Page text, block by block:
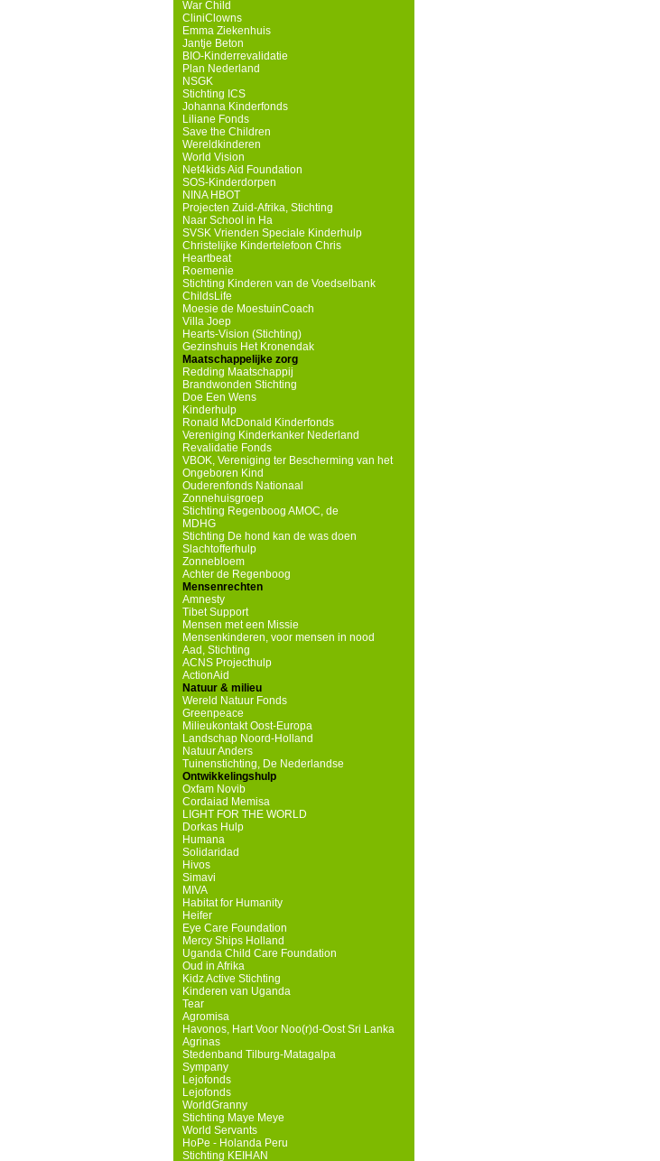
War Child
CliniClowns
Emma Ziekenhuis
Jantje Beton
BIO-Kinderrevalidatie
Plan Nederland
NSGK
Stichting ICS
Johanna Kinderfonds
Liliane Fonds
Save the Children
Wereldkinderen
World Vision
Net4kids Aid Foundation
SOS-Kinderdorpen
NINA HBOT
Projecten Zuid-Afrika, Stichting
Naar School in Ha
SVSK Vrienden Speciale Kinderhulp
Christelijke Kindertelefoon Chris
Heartbeat
Roemenie
Stichting Kinderen van de Voedselbank
ChildsLife
Moesie de MoestuinCoach
Villa Joep
Hearts-Vision (Stichting)
Gezinshuis Het Kronendak
Maatschappelijke zorg
Redding Maatschappij
Brandwonden Stichting
Doe Een Wens
Kinderhulp
Ronald McDonald Kinderfonds
Vereniging Kinderkanker Nederland
Revalidatie Fonds
VBOK, Vereniging ter Bescherming van het
Ongeboren Kind
Ouderenfonds Nationaal
Zonnehuisgroep
Stichting Regenboog AMOC, de
MDHG
Stichting De hond kan de was doen
Slachtofferhulp
Zonnebloem
Achter de Regenboog
Mensenrechten
Amnesty
Tibet Support
Mensen met een Missie
Mensenkinderen, voor mensen in nood
Aad, Stichting
ACNS Projecthulp
ActionAid
Natuur & milieu
Wereld Natuur Fonds
Greenpeace
Milieukontakt Oost-Europa
Landschap Noord-Holland
Natuur Anders
Tuinenstichting, De Nederlandse
Ontwikkelingshulp
Oxfam Novib
Cordaiad Memisa
LIGHT FOR THE WORLD
Dorkas Hulp
Humana
Solidaridad
Hivos
Simavi
MIVA
Habitat for Humanity
Heifer
Eye Care Foundation
Mercy Ships Holland
Uganda Child Care Foundation
Oud in Afrika
Kidz Active Stichting
Kinderen van Uganda
Tear
Agromisa
Havonos, Hart Voor Noo(r)d-Oost Sri Lanka
Agrinas
Stedenband Tilburg-Matagalpa
Sympany
Lejofonds
Lejofonds
WorldGranny
Stichting Maye Meye
World Servants
HoPe - Holanda Peru
Stichting KEIHAN